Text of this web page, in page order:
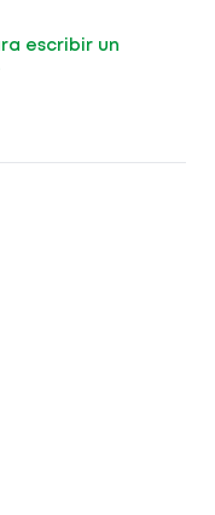
escribir un